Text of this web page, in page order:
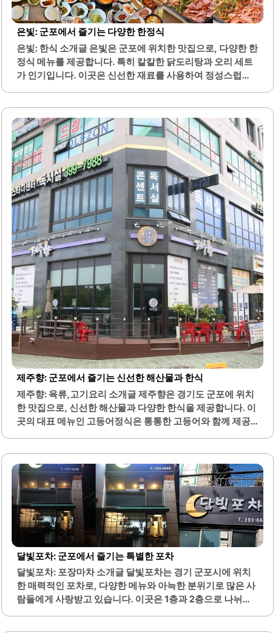
니다. 우동 면발은 쫄깃하고 국물 맛이 깔끔하여 많은 이들에
게 사랑받고 있습니다. 매운 양념을 추가하지 않고도 충분히
맛있게 즐길 수 있는 점이 장점입니다.탕수육은 바삭하고 부
드러운 식감으로, 소스를 추가 요청할 수 있어 더욱 맛있게 즐
길 수 있습니다. 또한, 김치만두와 같은 다양한 사이드 메뉴도
제공되어 선택의 폭이 넓습니다. 이곳은 해장하기..
은빛: 군포에서 즐기는 다양한 한정식
은빛: 한식 소개글 은빛은 군포에 위치한 맛집으로, 다양한 한
정식 메뉴를 제공합니다. 특히 칼칼한 닭도리탕과 오리 세트
가 인기입니다. 이곳은 신선한 재료를 사용하여 정성스럽게
습니다. 또한, 모든 음식은 깔끔하게 준비되어 있으며, 밑반
찬도 정갈하고 맛있습니다. 식당 내부는 아늑하고 편안한 분
위기로, 고객들이 편하게 식사할 수 있도록 배려되어 있습니
다.친절한 서비스와 함께 제공되는 음식은 고객들에게 만족
감을 줍니다. 특히, 능이한방오리백숙은 깊고 진한 국물 맛이
특징이며, 오리 로스와 훈제 주물럭도 많은 사랑을 받고 있습
니다. 이곳은 가족 단위 방문객들에게도 적합하며, 다양한 연
령층이 함께 즐길 수 있는 메뉴가 마련되어 있습니다.또한, 가
격대도 합리적이어서 부담 없이 방문할 수..
제주향: 군포에서 즐기는 신선한 해산물과 한식
제주향: 육류,고기요리 소개글 제주향은 경기도 군포에 위치
한 맛집으로, 신선한 해산물과 다양한 한식을 제공합니다. 이
곳의 대표 메뉴인 고등어정식은 통통한 고등어와 함께 제공
특징입니다.제주도 흑돼지 고기를 저렴한 가격에 즐길 수 있
는 점도 큰 장점입니다. 제주향은 출장이나 모임을 위해 방문
하는 손님들에게도 적합한 장소입니다. 매장은 쾌적하고 시
원하여 고기를 굽기에도 좋은 환경을 제공합니다.다양한 밑
반찬이 함께 제공되어 식사의 만족도를 높입니다. 물회와 갈
치조림은 신선한 재료로 만들어져 깊은 맛을 자랑합니다. 가
족 단위 손님들도 편안하게 식사할 수 있도록 친절한 서비스
를 제공합니다.제주향은 고기와 해산물 요리를 모두 즐길 수
있는 메뉴 구성이 매력적입니다. 이곳은 자주 방문하는 단골
손님들이..
달빛포차: 군포에서 즐기는 특별한 포차
달빛포차: 포장마차 소개글 달빛포차는 경기 군포시에 위치
한 매력적인 포차로, 다양한 메뉴와 아늑한 분위기로 많은 사
람들에게 사랑받고 있습니다. 이곳은 1층과 2층으로 나뉘어